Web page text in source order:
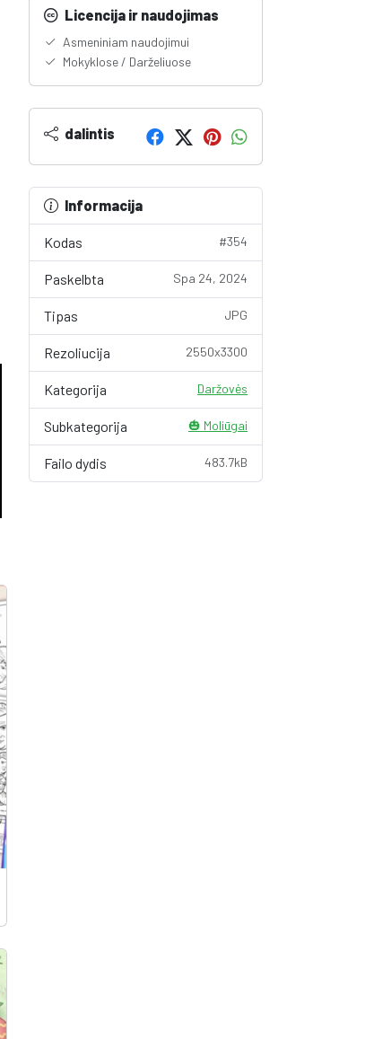
Licencija ir naudojimas
Asmeniniam naudojimui
Mokyklose / Darželiuose
dalintis
Informacija
Kodas #354
Paskelbta Spa 24, 2024
Tipas JPG
Rezoliucija 2550x3300
Kategorija Daržovės
Subkategorija 🎃 Moliūgai
Failo dydis 483.7kB